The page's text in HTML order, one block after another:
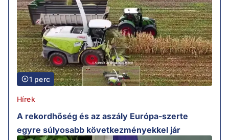
1 perc
Hírek
A rekordhőség és az aszály Európa-szerte
egyre súlyosabb következményekkel jár